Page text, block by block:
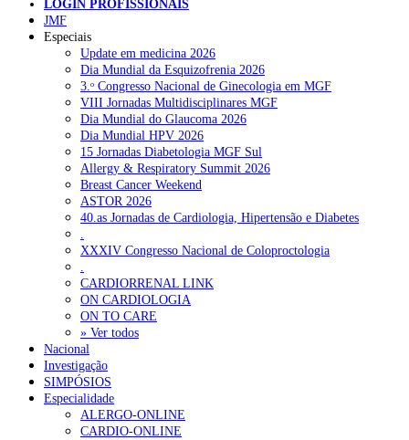
NOTÍCIAS RECENTES
Quase 11.900 jovens recorreram aos cheques psicólogo e
nutricionista no primeiro mês 7 de Agosto, 2026
ULS de Coimbra estreia cirurgia endoscópica do ouvido com
apoio robótico em Portugal 7 de Agosto, 2026
Enfermeiros exigem esclarecimentos sobre eventual gestão
privada da ULS do Algarve 7 de Agosto, 2026
Ordem dos Médicos alerta para riscos no novo sistema de acesso
a consultas e cirurgias 7 de Agosto, 2026
Portugal está a formar os médicos de que precisa? 6 de Agosto,
2026
NOTÍCIAS MAIS LIDAS
Enfermagem Forense. “Da urgência ao tribunal, cada
gesto conta e cada profissional faz a diferença”
202 visualizações
LOGIN PROFISSIONAIS
JMF
Especiais
Update em medicina 2026
Dia Mundial da Esquizofrenia 2026
3.ᵒ Congresso Nacional de Ginecologia em MGF
VIII Jornadas Multidisciplinares MGF
Dia Mundial do Glaucoma 2026
Dia Mundial HPV 2026
15 Jornadas Diabetologia MGF Sul
Allergy & Respiratory Summit 2026
Breast Cancer Weekend
ASTOR 2026
40.as Jornadas de Cardiologia, Hipertensão e Diabetes
.
XXXIV Congresso Nacional de Coloproctologia
.
CARDIORRENAL LINK
ON CARDIOLOGIA
ON TO CARE
» Ver todos
Nacional
Investigação
SIMPÓSIOS
Especialidade
ALERGO-ONLINE
CARDIO-ONLINE